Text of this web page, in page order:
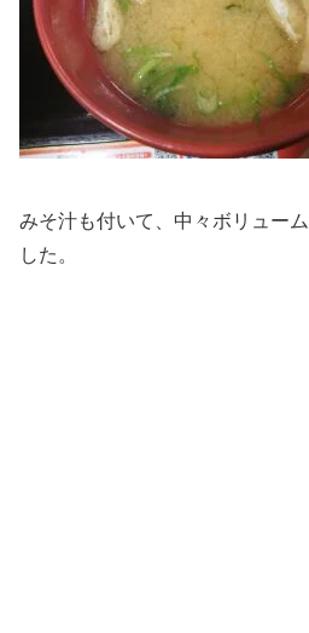
みそ汁も付いて、中々ボリュー
した。